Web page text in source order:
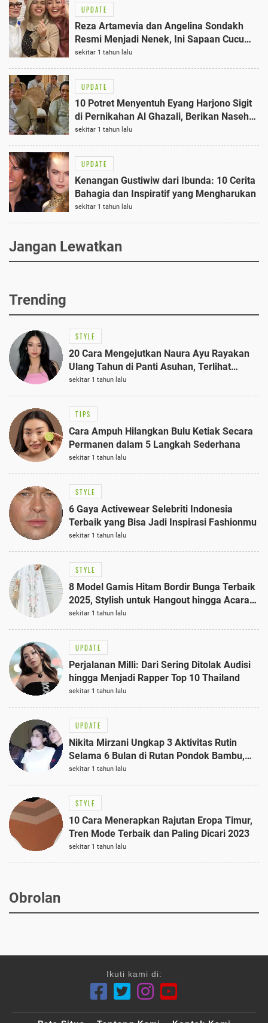
UPDATE
Reza Artamevia dan Angelina Sondakh
Resmi Menjadi Nenek, Ini Sapaan Cucu
Pertama Mereka 2025
sekitar 1 tahun lalu
UPDATE
10 Potret Menyentuh Eyang Harjono Sigit
di Pernikahan Al Ghazali, Berikan Nasehat
Bijak
sekitar 1 tahun lalu
UPDATE
Kenangan Gustiwiw dari Ibunda: 10 Cerita
Bahagia dan Inspiratif yang Mengharukan
sekitar 1 tahun lalu
Jangan Lewatkan
Trending
STYLE
20 Cara Mengejutkan Naura Ayu Rayakan
Ulang Tahun di Panti Asuhan, Terlihat
Anggun dengan Kaftan Cokelat
sekitar 1 tahun lalu
TIPS
Cara Ampuh Hilangkan Bulu Ketiak Secara
Permanen dalam 5 Langkah Sederhana
sekitar 1 tahun lalu
STYLE
6 Gaya Activewear Selebriti Indonesia
Terbaik yang Bisa Jadi Inspirasi Fashionmu
sekitar 1 tahun lalu
STYLE
8 Model Gamis Hitam Bordir Bunga Terbaik
2025, Stylish untuk Hangout hingga Acara
Semi-Formal
sekitar 1 tahun lalu
UPDATE
Perjalanan Milli: Dari Sering Ditolak Audisi
hingga Menjadi Rapper Top 10 Thailand
sekitar 1 tahun lalu
UPDATE
Nikita Mirzani Ungkap 3 Aktivitas Rutin
Selama 6 Bulan di Rutan Pondok Bambu,
Terungkap!
sekitar 1 tahun lalu
STYLE
10 Cara Menerapkan Rajutan Eropa Timur,
Tren Mode Terbaik dan Paling Dicari 2023
sekitar 1 tahun lalu
Obrolan
Ikuti kami di: